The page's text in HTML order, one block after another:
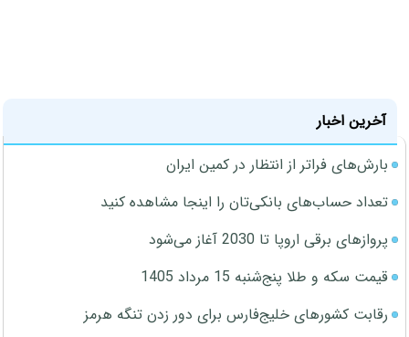
آخرین اخبار
بارش‌های فراتر از انتظار در کمین ایران
تعداد حساب‌های بانکی‌تان را اینجا مشاهده کنید
پروازهای برقی اروپا تا 2030 آغاز می‌شود
قیمت سکه و طلا پنج‌شنبه 15 مرداد 1405
رقابت کشورهای خلیج‌فارس برای دور زدن تنگه هرمز